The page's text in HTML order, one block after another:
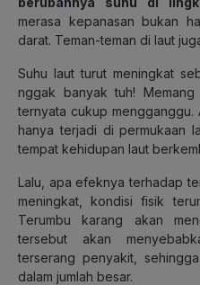
merasa kepanasan bukan
darat. Teman-teman di laut
Suhu laut turut meningkat
nggak banyak tuh!
ternyata cukup mengganggu.
hanya terjadi di permukaan
tempat kehidupan laut
Lalu, apa efeknya terhadap
meningkat, kondisi fisik
Terumbu karang akan
tersebut akan
terserang penyakit,
dalam jumlah besar.